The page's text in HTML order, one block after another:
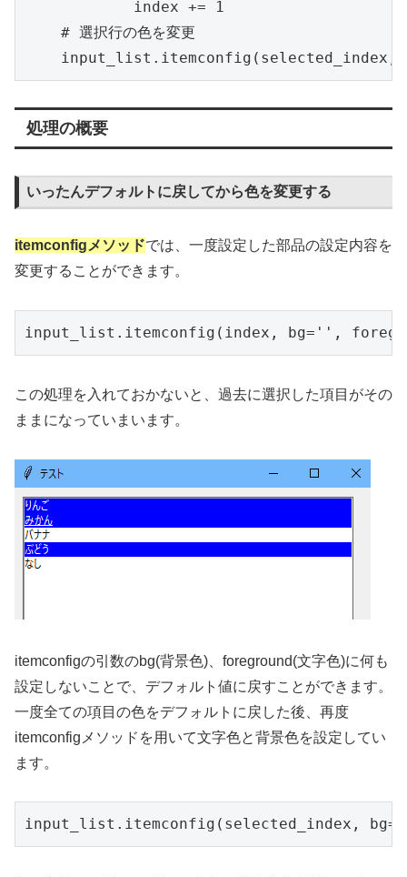
            index += 1
    # 選択行の色を変更
input_list.itemconfig(selected_index,
処理の概要
いったんデフォルトに戻してから色を変更する
itemconfigメソッドでは、一度設定した部品の設定内容を
変更することができます。
input_list.itemconfig(index, bg='',
この処理を入れておかないと、過去に選択した項目がその
ままになっていまいます。
itemconfigの引数のbg(背景色)、foreground(文字色)に何も
設定しないことで、デフォルト値に戻すことができます。
一度全ての項目の色をデフォルトに戻した後、再度
itemconfigメソッドを用いて文字色と背景色を設定してい
ます。
input_list.itemconfig(selected_index,